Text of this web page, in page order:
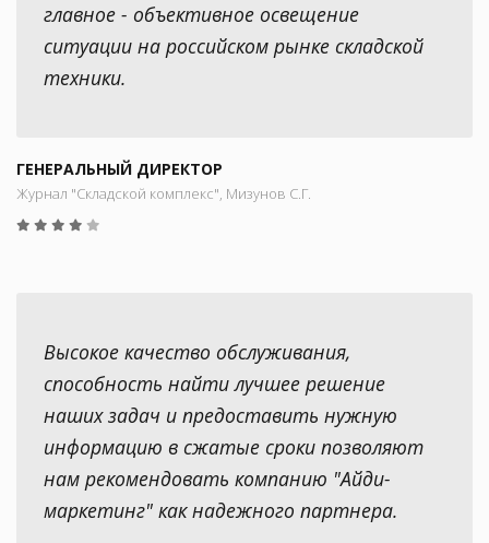
главное - объективное освещение
ситуации на российском рынке складской
техники.
ГЕНЕРАЛЬНЫЙ ДИРЕКТОР
Журнал "Складской комплекс", Мизунов С.Г.
Высокое качество обслуживания,
способность найти лучшее решение
наших задач и предоставить нужную
информацию в сжатые сроки позволяют
нам рекомендовать компанию "Айди-
маркетинг" как надежного партнера.